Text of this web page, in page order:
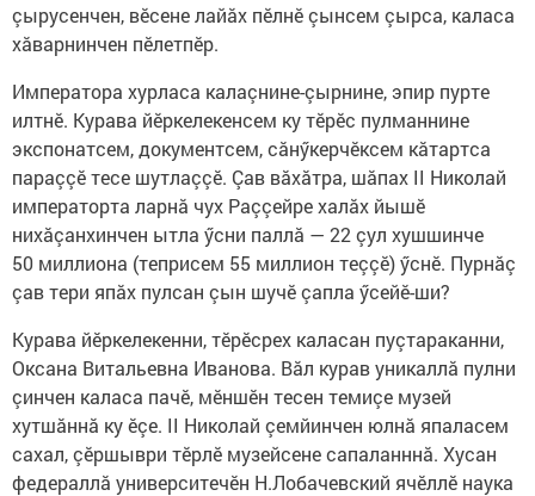
çырусенчен, вӗсене лайăх пӗлнӗ çынсем çырса, каласа
хăварнинчен пӗлетпӗр.
Императора хурласа калаçнине-çырнине, эпир пурте
илтнӗ. Курава йӗркелекенсем ку тӗрӗс пулманнине
экспонатсем, документсем, сăнӳкерчӗксем кăтартса
параççӗ тесе шутлаççӗ. Çав вăхăтра, шăпах II Николай
императорта ларнă чух Раççейре халăх йышӗ
нихăçанхинчен ытла ӳсни паллă — 22 çул хушшинче
50 миллиона (теприсем 55 миллион теççӗ) ӳснӗ. Пурнăç
çав тери япăх пулсан çын шучӗ çапла ӳсейӗ-ши?
Курава йӗркелекенни, тӗрӗсрех каласан пуçтараканни,
Оксана Витальевна Иванова. Вăл курав уникаллă пулни
çинчен каласа пачӗ, мӗншӗн тесен темиçе музей
хутшăннă ку ӗçе. II Николай çемйинчен юлнă япаласем
сахал, çӗршыври тӗрлӗ музейсене сапаланннă. Хусан
федераллă университечӗн Н.Лобачевский ячӗллӗ наука